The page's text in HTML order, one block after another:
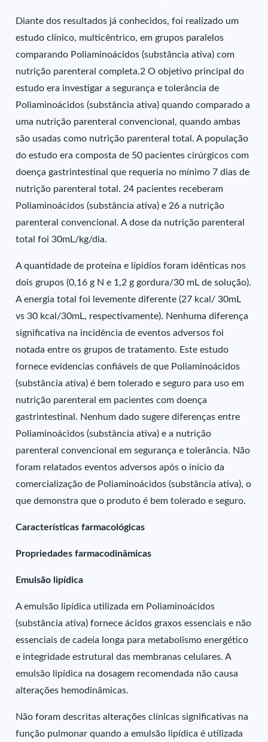
Diante dos resultados já conhecidos, foi realizado um
estudo clínico, multicêntrico, em grupos paralelos
comparando Poliaminoácidos (substância ativa) com
nutrição parenteral completa.2 O objetivo principal do
estudo era investigar a segurança e tolerância de
Poliaminoácidos (substância ativa) quando comparado a
uma nutrição parenteral convencional, quando ambas
são usadas como nutrição parenteral total. A população
do estudo era composta de 50 pacientes cirúrgicos com
doença gastrintestinal que requeria no mínimo 7 dias de
nutrição parenteral total. 24 pacientes receberam
Poliaminoácidos (substância ativa) e 26 a nutrição
parenteral convencional. A dose da nutrição parenteral
total foi 30mL/kg/dia.
A quantidade de proteína e lípidios foram idênticas nos
dois grupos (0,16 g N e 1,2 g gordura/30 mL de solução).
A energia total foi levemente diferente (27 kcal/ 30mL
vs 30 kcal/30mL, respectivamente). Nenhuma diferença
significativa na incidência de eventos adversos foi
notada entre os grupos de tratamento. Este estudo
fornece evidencias confiáveis de que Poliaminoácidos
(substância ativa) é bem tolerado e seguro para uso em
nutrição parenteral em pacientes com doença
gastrintestinal. Nenhum dado sugere diferenças entre
Poliaminoácidos (substância ativa) e a nutrição
parenteral convencional em segurança e tolerância. Não
foram relatados eventos adversos após o início da
comercialização de Poliaminoácidos (substância ativa), o
que demonstra que o produto é bem tolerado e seguro.
Características farmacológicas
Propriedades farmacodinâmicas
Emulsão lipídica
A emulsão lipídica utilizada em Poliaminoácidos
(substância ativa) fornece ácidos graxos essenciais e não
essenciais de cadeia longa para metabolismo energético
e integridade estrutural das membranas celulares. A
emulsão lipídica na dosagem recomendada não causa
alterações hemodinâmicas.
Não foram descritas alterações clínicas significativas na
função pulmonar quando a emulsão lipídica é utilizada